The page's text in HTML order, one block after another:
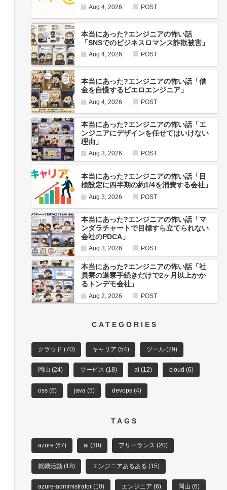
Aug 4, 2026 POST
本当にあった?エンジニアの怖い話
「SNSでのビジネスロマンス詐欺被害」
Aug 4, 2026 POST
本当にあった?エンジニアの怖い話「借
金を自慢するピエロエンジニア」
Aug 4, 2026 POST
本当にあった?エンジニアの怖い話「エ
ンジニアにデザインを任せてはいけない
理由」
Aug 3, 2026 POST
本当にあった?エンジニアの怖い話「目
標設定に四半期の約1/4を消費する会社」
Aug 3, 2026 POST
本当にあった?エンジニアの怖い話「マ
ンダラチャートで目標すら立てられない
会社のPDCA」
Aug 3, 2026 POST
本当にあった?エンジニアの怖い話「社
員寮の退寮手続きだけで2ヶ月以上かか
るトンデモ会社」
Aug 2, 2026 POST
CATEGORIES
クラウド (70) キャリア (54) ツール (29)
岡山 (24) サービス (18) ai (12) cloud (6)
oss (6) java (5) devops (4)
TAGS
azure (67) ai (30) フリーランス (20)
就職活動 (18) エンジニアあるある (15)
azure-administrator (10) エンジニア (6) 岡山 (6)